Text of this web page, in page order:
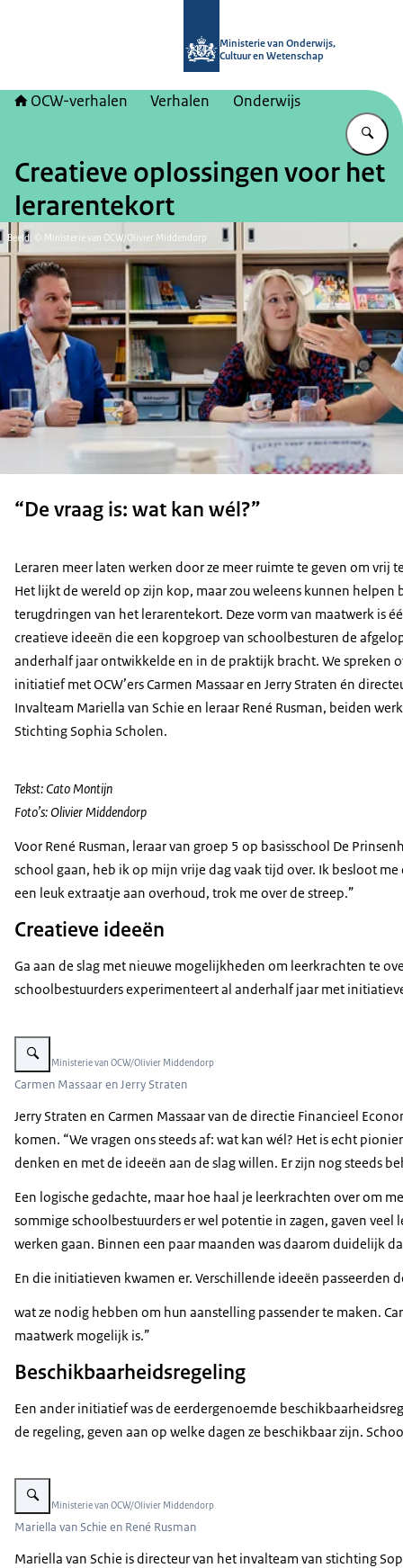
Ministerie van Onderwijs,
Cultuur en Wetenschap
OCW-verhalen Verhalen Onderwijs
Creatieve oplossingen voor het
lerarentekort
Beeld: © Ministerie van OCW/Olivier Middendorp
“De vraag is: wat kan wél?”
Leraren meer laten werken door ze meer ruimte te geven om vrij
Het lijkt de wereld op zijn kop, maar zou weleens kunnen helpen
terugdringen van het lerarentekort. Deze vorm van maatwerk is
creatieve ideeën die een kopgroep van schoolbesturen de
anderhalf jaar ontwikkelde en in de praktijk bracht. We spreken
initiatief met OCW’ers Carmen Massaar en Jerry Straten én
Invalteam Mariella van Schie en leraar René Rusman, beiden
Stichting Sophia Scholen.
Tekst: Cato Montijn
Foto’s: Olivier Middendorp
Voor René Rusman, leraar van groep 5 op basisschool De
school gaan, heb ik op mijn vrije dag vaak tijd over. Ik besloot
een leuk extraatje aan overhoud, trok me over de streep.”
Creatieve ideeën
Ga aan de slag met nieuwe mogelijkheden om leerkrachten te
schoolbestuurders experimenteert al anderhalf jaar met
Vergroot afbeelding Carmen Massaar is een blonde vrouw met een
Beeld: © Ministerie van OCW/Olivier Middendorp
Carmen Massaar en Jerry Straten
Jerry Straten en Carmen Massaar van de directie Financieel
komen. “We vragen ons steeds af: wat kan wél? Het is echt
denken en met de ideeën aan de slag willen. Er zijn nog steeds
Een logische gedachte, maar hoe haal je leerkrachten over om
sommige schoolbestuurders er wel potentie in zagen, gaven
werken gaan. Binnen een paar maanden was daarom duidelijk
En die initiatieven kwamen er. Verschillende ideeën passeerden
wat ze nodig hebben om hun aanstelling passender te maken.
maatwerk mogelijk is.”
Beschikbaarheidsregeling
Een ander initiatief was de eerdergenoemde
de regeling, geven aan op welke dagen ze beschikbaar zijn.
Vergroot afbeelding René Rusman is een witte, donkerblonde man met
Beeld: © Ministerie van OCW/Olivier Middendorp
Mariella van Schie en René Rusman
Mariella van Schie is directeur van het invalteam van stichting